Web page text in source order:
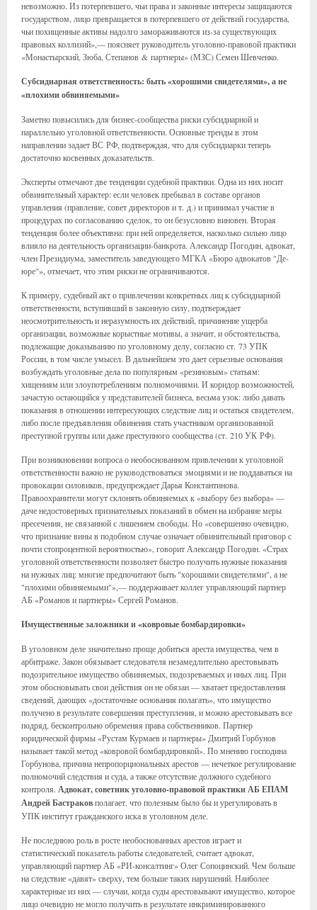
невозможно. Из потерпевшего, чьи права и законные интересы защищаются
государством, лицо превращается в потерпевшего от действий государства,
чьи похищенные активы надолго замораживаются из-за существующих
правовых коллизий»,— поясняет руководитель уголовно-правовой практики
«Монастырский, Зюба, Степанов & партнеры» (МЗС) Семен Шевченко.
Субсидиарная ответственность: быть «хорошими свидетелями», а не
«плохими обвиняемыми»
Заметно повысились для бизнес-сообщества риски субсидиарной и
параллельно уголовной ответственности. Основные тренды в этом
направлении задает ВС РФ, подтверждая, что для субсидиарки теперь
достаточно косвенных доказательств.
Эксперты отмечают две тенденции судебной практики. Одна из них носит
обвинительный характер: если человек пребывал в составе органов
управления (правление, совет директоров и т. д.) и принимал участие в
процедурах по согласованию сделок, то он безусловно виновен. Вторая
тенденция более объективна: при ней определяется, насколько сильно лицо
влияло на деятельность организации-банкрота. Александр Погодин, адвокат,
член Президиума, заместитель заведующего МГКА «Бюро адвокатов "Де-
юре"», отмечает, что этим риски не ограничиваются.
К примеру, судебный акт о привлечении конкретных лиц к субсидиарной
ответственности, вступивший в законную силу, подтверждает
неосмотрительность и неразумность их действий, причинение ущерба
организации, возможные корыстные мотивы, а значит, и обстоятельства,
подлежащие доказыванию по уголовному делу, согласно ст. 73 УПК
России, в том числе умысел. В дальнейшем это дает серьезные основания
возбуждать уголовные дела по популярным «резиновым» статьям:
хищениям или злоупотреблениям полномочиями. И коридор возможностей,
зачастую остающийся у представителей бизнеса, весьма узок: либо давать
показания в отношении интересующих следствие лиц и остаться свидетелем,
либо после предъявления обвинения стать участником организованной
преступной группы или даже преступного сообщества (ст. 210 УК РФ).
При возникновении вопроса о необоснованном привлечении к уголовной
ответственности важно не руководствоваться эмоциями и не поддаваться на
провокации силовиков, предупреждает Дарья Константинова.
Правоохранители могут склонять обвиняемых к «выбору без выбора» —
даче недостоверных признательных показаний в обмен на избрание меры
пресечения, не связанной с лишением свободы. Но «совершенно очевидно,
что признание вины в подобном случае означает обвинительный приговор с
почти стопроцентной вероятностью», говорит Александр Погодин. «Страх
уголовной ответственности позволяет быстро получить нужные показания
на нужных лиц: многие предпочитают быть "хорошими свидетелями", а не
"плохими обвиняемыми"»,— поддерживает коллег управляющий партнер
АБ «Романов и партнеры» Сергей Романов.
Имущественные заложники и «ковровые бомбардировки»
В уголовном деле значительно проще добиться ареста имущества, чем в
арбитраже. Закон обязывает следователя незамедлительно арестовывать
подозрительное имущество обвиняемых, подозреваемых и иных лиц. При
этом обосновывать свои действия он не обязан — хватает предоставления
сведений, дающих «достаточные основания полагать», что имущество
получено в результате совершения преступления, и можно арестовывать все
подряд, бесконтрольно обременяя права собственников. Партнер
юридической фирмы «Рустам Курмаев и партнеры» Дмитрий Горбунов
называет такой метод «ковровой бомбардировкой». По мнению господина
Горбунова, причина непропорциональных арестов — нечеткое регулирование
полномочий следствия и суда, а также отсутствие должного судебного
контроля. Адвокат, советник уголовно-правовой практики АБ ЕПАМ
Андрей Бастраковполагает, что полезным было бы и урегулировать в
УПК институт гражданского иска в уголовном деле.
Не последнюю роль в росте необоснованных арестов играет и
статистический показатель работы следователей, считает адвокат,
управляющий партнер АБ «РИ-консалтинг» Олег Сопоцинский. Чем больше
на следствие «давят» сверху, тем больше таких нарушений. Наиболее
характерные из них — случаи, когда суды арестовывают имущество, которое
лицо очевидно не могло получить в результате инкриминированного